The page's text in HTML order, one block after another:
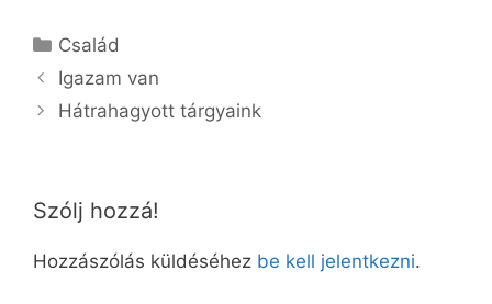
Kategória
Család
Igazam van
Hátrahagyott tárgyaink
Szólj hozzá!
Hozzászólás küldéséhez be kell jelentkezni.